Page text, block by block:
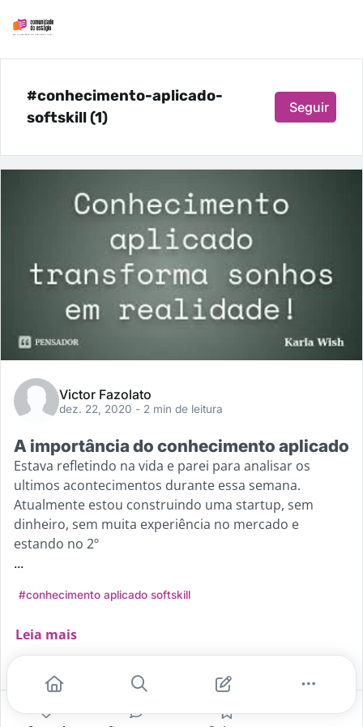
#conhecimento-aplicado-
softskill (1)
Seguir
Victor Fazolato
dez. 22, 2020 - 2 min de leitura
A importância do conhecimento aplicado
Estava refletindo na vida e parei para analisar os
ultimos acontecimentos durante essa semana.
Atualmente estou construindo uma startup, sem
dinheiro, sem muita experiência no mercado e
estando no 2º
...
#conhecimento aplicado softskill
Leia mais